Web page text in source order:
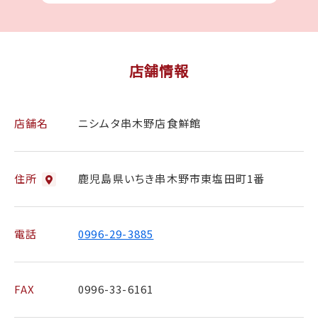
店舗情報
店舗名 ニシムタ串木野店食鮮館
住所 鹿児島県いちき串木野市東塩田町1番
電話 0996-29-3885
FAX 0996-33-6161